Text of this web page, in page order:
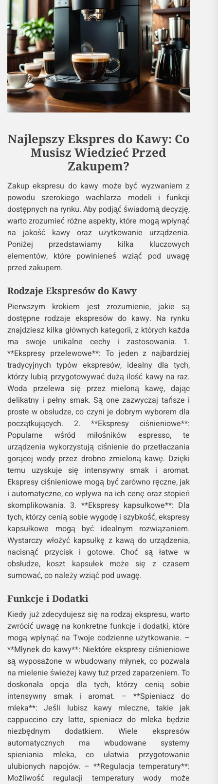
Najlepszy Ekspres do Kawy: Co
Musisz Wiedzieć Przed
Zakupem?
Zakup ekspresu do kawy może być wyzwaniem z
powodu szerokiego wachlarza modeli i funkcji
dostępnych na rynku. Aby podjąć świadomą decyzję,
warto zrozumieć różne aspekty, które mogą wpłynąć
na jakość kawy oraz użytkowanie urządzenia.
Poniżej przedstawiamy kilka kluczowych
elementów, które powinieneś wziąć pod uwagę
przed zakupem.
Rodzaje Ekspresów do Kawy
Pierwszym krokiem jest zrozumienie, jakie są
dostępne rodzaje ekspresów do kawy. Na rynku
znajdziesz kilka głównych kategorii, z których każda
ma swoje unikalne cechy i zastosowania. 1.
**Ekspresy przelewowe**: To jeden z najbardziej
tradycyjnych typów ekspresów, idealny dla tych,
którzy lubią przygotowywać dużą ilość kawy na raz.
Woda przelewa się przez mieloną kawę, dając
delikatny i pełny smak. Są one zazwyczaj tańsze i
proste w obsłudze, co czyni je dobrym wyborem dla
początkujących. 2. **Ekspresy ciśnieniowe**:
Popularne wśród miłośników espresso, te
urządzenia wykorzystują ciśnienie do przetłaczania
gorącej wody przez drobno zmieloną kawę. Dzięki
temu uzyskuje się intensywny smak i aromat.
Ekspresy ciśnieniowe mogą być zarówno ręczne, jak
i automatyczne, co wpływa na ich cenę oraz stopień
skomplikowania. 3. **Ekspresy kapsułkowe**: Dla
tych, którzy cenią sobie wygodę i szybkość, ekspresy
kapsułkowe mogą być idealnym rozwiązaniem.
Wystarczy włożyć kapsułkę z kawą do urządzenia,
nacisnąć przycisk i gotowe. Choć są łatwe w
obsłudze, koszt kapsułek może się z czasem
sumować, co należy wziąć pod uwagę.
Funkcje i Dodatki
Kiedy już zdecydujesz się na rodzaj ekspresu, warto
zwrócić uwagę na konkretne funkcje i dodatki, które
mogą wpłynąć na Twoje codzienne użytkowanie. –
**Młynek do kawy**: Niektóre ekspresy ciśnieniowe
są wyposażone w wbudowany młynek, co pozwala
na mielenie świeżej kawy tuż przed zaparzeniem. To
doskonała opcja dla tych, którzy cenią sobie
intensywny smak i aromat. – **Spieniacz do
mleka**: Jeśli lubisz kawy mleczne, takie jak
cappuccino czy latte, spieniacz do mleka będzie
niezbędnym dodatkiem. Wiele ekspresów
automatycznych ma wbudowane systemy
spieniania mleka, co ułatwia przygotowanie
ulubionych napojów. – **Regulacja temperatury**:
Możliwość regulacji temperatury wody może